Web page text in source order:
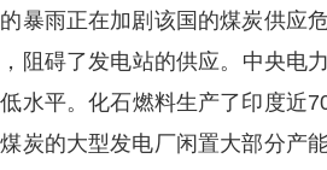
暴雨正在加剧该国的煤炭供应
阻碍了发电站的供应。中央电
水平。化石燃料生产了印度近
炭的大型发电厂闲置大部分产